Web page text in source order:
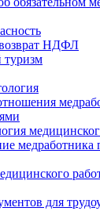
НДФЛ
медработника
для